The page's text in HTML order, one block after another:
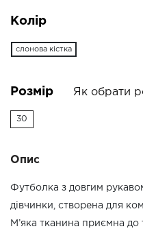
Колір
слонова кістка
Розмір Як обрати
30
Опис
Футболка з довгим
дівчинки, створена для
М’яка тканина приємна до